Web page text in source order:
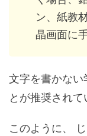
ン、紙教
晶画面に
文字を書かな
とが推奨されて
このように、